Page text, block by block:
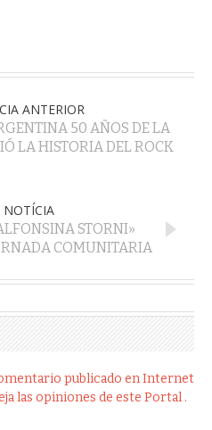
ANTERIOR
50 AÑOS DE LA
LA HISTORIA DEL ROCK
NOTÍCIA
STORNI»
COMUNITARIA
publicado en Internet
las opiniones de este Portal .